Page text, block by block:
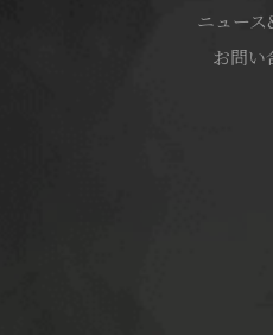
ニュー
お問い